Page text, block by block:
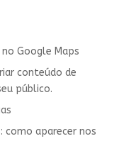
Google Maps
conteúdo de
público.
como aparecer nos